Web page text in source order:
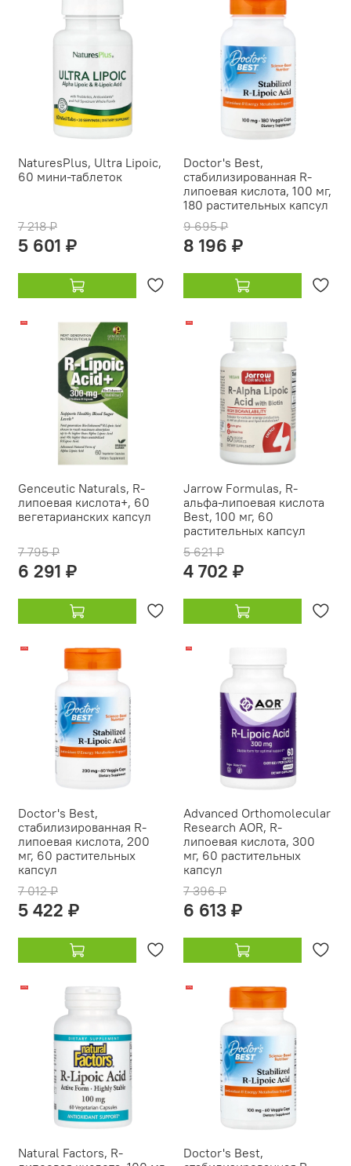
NaturesPlus, Ultra Lipoic,
60 мини-таблеток
7 218 ₽
5 601 ₽
Doctor's Best,
стабилизированная R-
липоевая кислота, 100 мг,
180 растительных капсул
9 695 ₽
8 196 ₽
-19%
Genceutic Naturals, R-
липоевая кислота+, 60
вегетарианских капсул
7 795 ₽
6 291 ₽
-16%
Jarrow Formulas, R-
альфа-липоевая кислота
Best, 100 мг, 60
растительных капсул
5 621 ₽
4 702 ₽
-23%
Doctor's Best,
стабилизированная R-
липоевая кислота, 200
мг, 60 растительных
капсул
7 012 ₽
5 422 ₽
-11%
Advanced Orthomolecular
Research AOR, R-
липоевая кислота, 300
мг, 60 растительных
капсул
7 396 ₽
6 613 ₽
-22%
Natural Factors, R-
-12%
Doctor's Best,